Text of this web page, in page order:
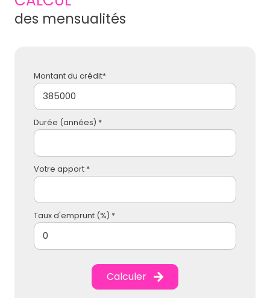
des mensualités
Montant du crédit*
Durée (années) *
Votre apport *
Taux d'emprunt (%) *
Calculer